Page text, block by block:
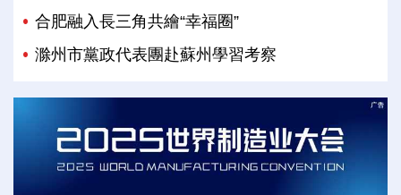
合肥融入長三角共繪“幸福圈”
滁州市黨政代表團赴蘇州學習考察